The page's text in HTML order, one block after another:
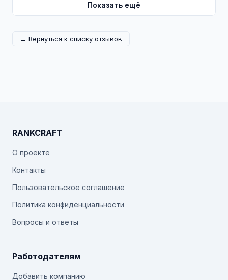
Показать ещё
← Вернуться к списку отзывов
RANKCRAFT
О проекте
Контакты
Пользовательское соглашение
Политика конфиденциальности
Вопросы и ответы
Работодателям
Добавить компанию